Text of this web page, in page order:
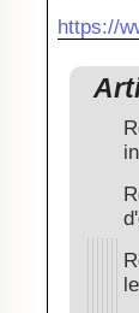
https://